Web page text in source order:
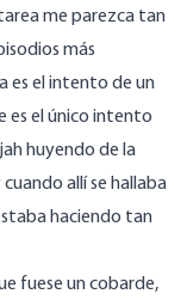
me parezca tan
más
es el intento de un
es el único intento
huyendo de la
allí se hallaba
haciendo tan
fuese un cobarde,